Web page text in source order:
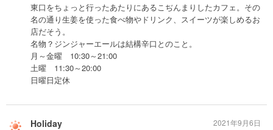
東口をちょっと行ったあたりにあるこぢんまりしたカフェ。その
名の通り生姜を使った食べ物やドリンク、スイーツが楽しめるお
店だそう。
名物？ジンジャーエールは結構辛口とのこと。
月～金曜 10:30～21:00
土曜 11:30～20:00
日曜日定休
Holiday 2021年9月6日